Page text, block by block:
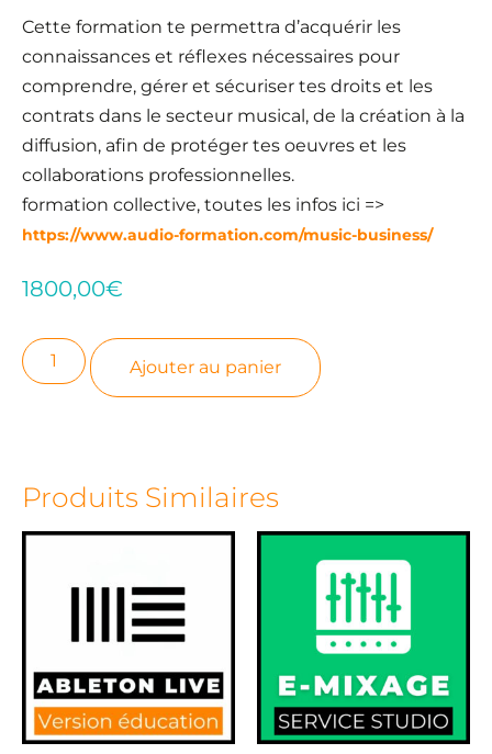
Cette formation te permettra d’acquérir les
connaissances et réflexes nécessaires pour
comprendre, gérer et sécuriser tes droits et les
contrats dans le secteur musical, de la création à la
diffusion, afin de protéger tes oeuvres et les
collaborations professionnelles.
formation collective, toutes les infos ici =>
https://www.audio-formation.com/music-business/
1800,00€
Ajouter au panier
Produits Similaires